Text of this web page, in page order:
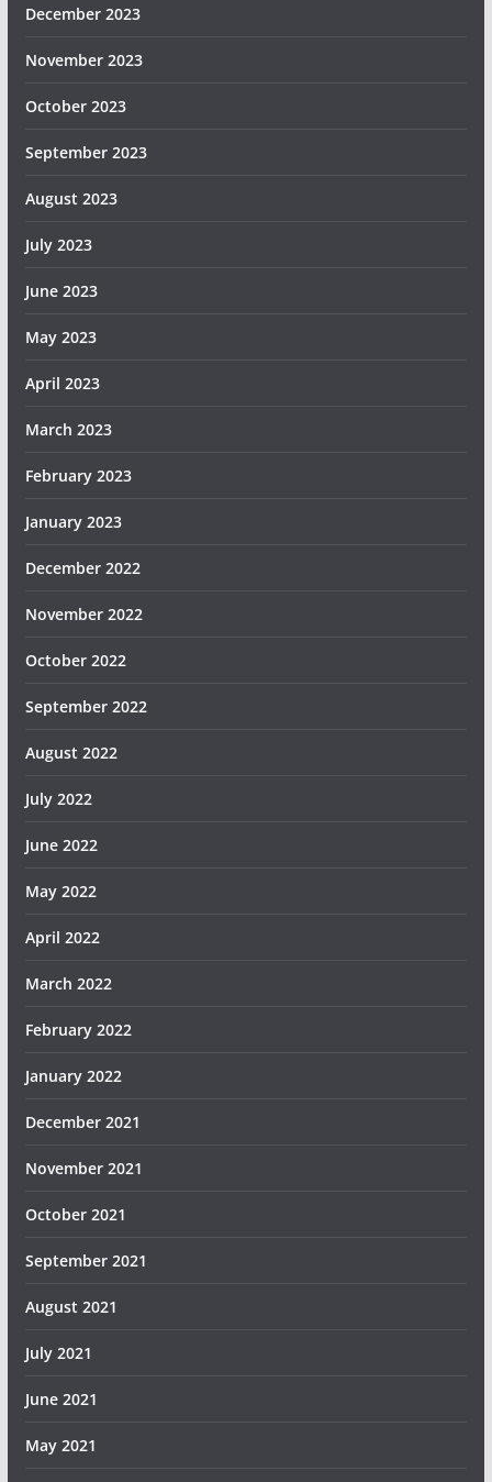
December 2023
November 2023
October 2023
September 2023
August 2023
July 2023
June 2023
May 2023
April 2023
March 2023
February 2023
January 2023
December 2022
November 2022
October 2022
September 2022
August 2022
July 2022
June 2022
May 2022
April 2022
March 2022
February 2022
January 2022
December 2021
November 2021
October 2021
September 2021
August 2021
July 2021
June 2021
May 2021